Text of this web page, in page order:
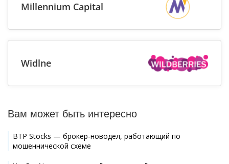
Millennium Capital
Widlne
Вам может быть интересно
BTP Stocks — брокер-новодел, работающий по
мошеннической схеме